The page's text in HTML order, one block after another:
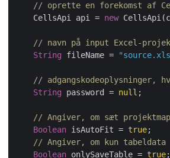
// oprette en forekomst af
    CellsApi api =
new
// navn på input Excel-
String fileName =
// adgangskodeoplysninger,
String password = null ;
// Angiver, om sæt
Boolean isAutoFit = true;
// Angiver, om kun
Boolean onlySaveTable = true;